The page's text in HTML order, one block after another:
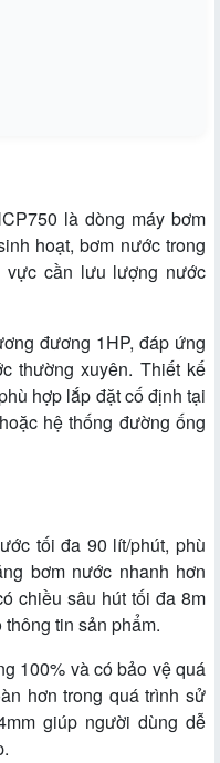
là dòng máy bơm
hoạt, bơm nước trong
vực cần lưu lượng nước
đương 1HP, đáp ứng
thường xuyên. Thiết kế
hợp lắp đặt cố định tại
hệ thống đường ống
tối đa 90 lít/phút, phù
bơm nước nhanh hơn
chiều sâu hút tối đa 8m
tin sản phẩm.
100% và có bảo vệ quá
hơn trong quá trình sử
giúp người dùng dễ